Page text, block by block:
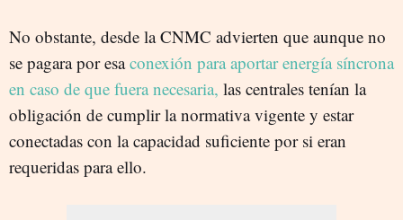
No obstante, desde la CNMC advierten que aunque no
se pagara por esaconexión para aportar energía síncrona
en caso de que fuera necesaria, las centrales tenían la
obligación de cumplir la normativa vigente y estar
conectadas con la capacidad suficiente por si eran
requeridas para ello.